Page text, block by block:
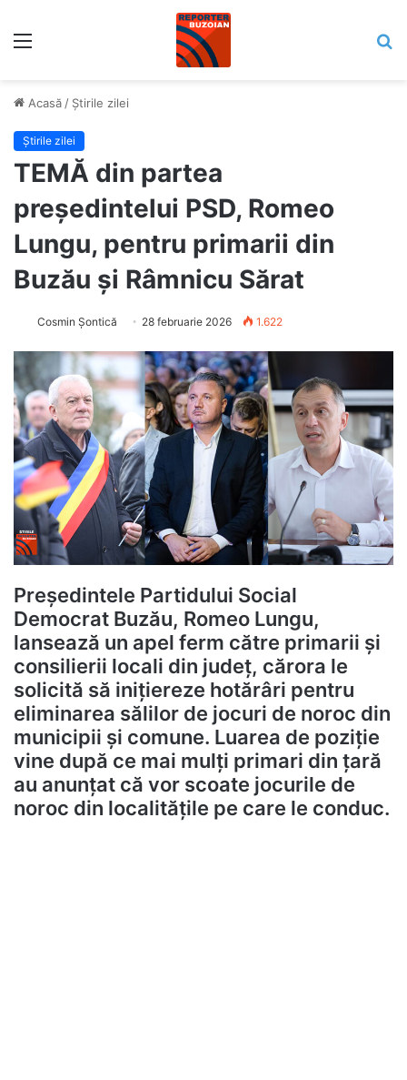
Acasă / Știrile zilei
Știrile zilei
TEMĂ din partea
președintelui PSD, Romeo
Lungu, pentru primarii din
Buzău și Râmnicu Sărat
Cosmin Șontică 28 februarie 2026 1.622
Președintele Partidului Social
Democrat Buzău, Romeo Lungu,
lansează un apel ferm către primarii și
consilierii locali din județ, cărora le
solicită să inițiereze hotărâri pentru
eliminarea sălilor de jocuri de noroc din
municipii și comune. Luarea de poziție
vine după ce mai mulți primari din țară
au anunțat că vor scoate jocurile de
noroc din localitățile pe care le conduc.